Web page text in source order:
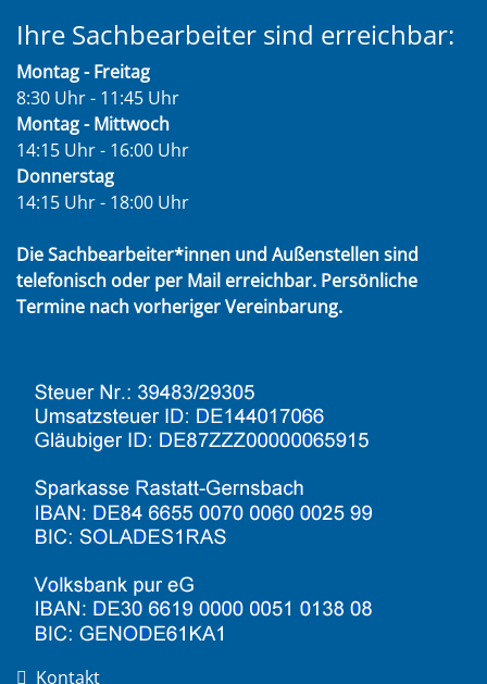
Ihre Sachbearbeiter sind erreichbar:
Montag - Freitag
8:30 Uhr - 11:45 Uhr
Montag - Mittwoch
14:15 Uhr - 16:00 Uhr
Donnerstag
14:15 Uhr - 18:00 Uhr
Die Sachbearbeiter*innen und Außenstellen sind
telefonisch oder per Mail erreichbar. Persönliche
Termine nach vorheriger Vereinbarung.
Kontakt